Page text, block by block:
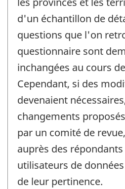
d'un échantillon de
questions que l'on
questionnaire sont
inchangées au cours
Cependant, si des
devenaient
changements
par un comité de
auprès des
utilisateurs de
de leur pertinence.